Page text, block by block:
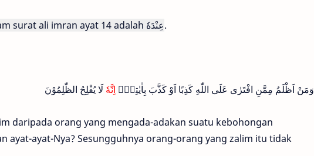
surat ali imran ayat 14 adalah عِنْدَهٗ.
وَمَنْ اَظْلَمُ مِمَّنِ افْتَرٰى عَلَى اللّٰهِ كَذِبًا اَوْ كَذَّبَ بِاٰيٰتِهٖۗ اِنَّهٗ لَا يُفْلِحُ الظّٰلِمُوْنَ
daripada orang yang mengada-adakan suatu kebohongan
ayat-ayat-Nya? Sesungguhnya orang-orang yang zalim itu tidak